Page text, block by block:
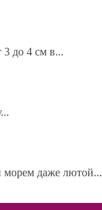
3 до 4 см в...
морем даже лютой...